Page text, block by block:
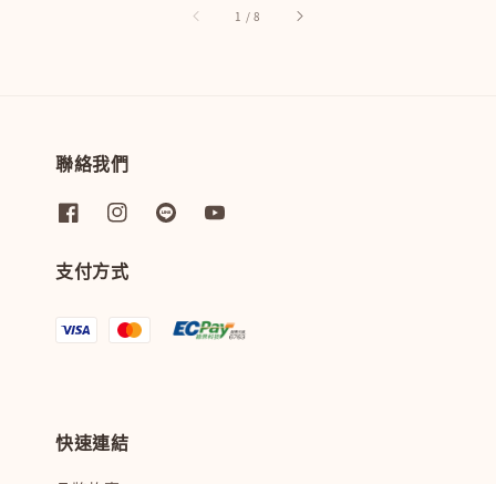
1 /8
聯絡我們
支付方式
快速連結